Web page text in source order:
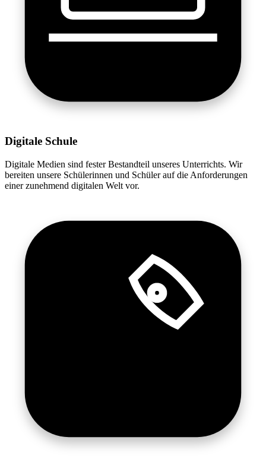
Digitale Schule
Digitale Medien sind fester Bestandteil unseres Unterrichts. Wir
bereiten unsere Schülerinnen und Schüler auf die Anforderungen
einer zunehmend digitalen Welt vor.